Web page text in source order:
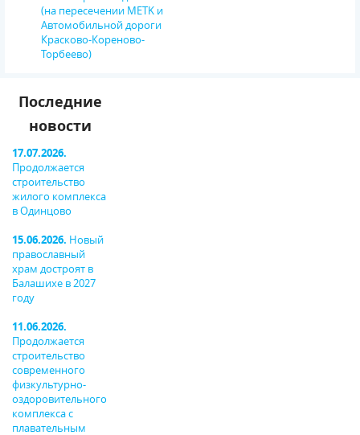
(на пересечении METK и
Автомобильной дороги
Красково-Кореново-
Торбеево)
Последние
новости
17.07.2026.
Продолжается
строительство
жилого комплекса
в Одинцово
15.06.2026. Новый
православный
храм достроят в
Балашихе в 2027
году
11.06.2026.
Продолжается
строительство
современного
физкультурно-
оздоровительного
комплекса с
плавательным